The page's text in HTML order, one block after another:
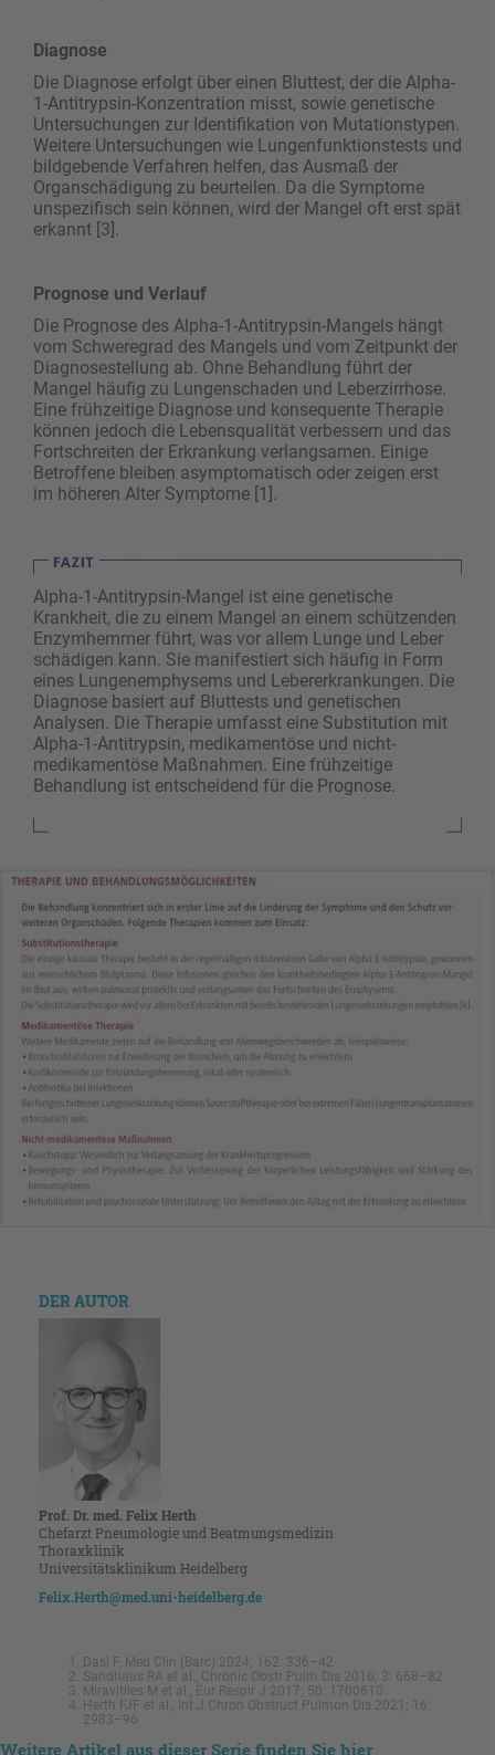
Diagnose
Die Diagnose erfolgt über einen Bluttest, der die Alpha-
1-Antitrypsin-Konzentration misst, sowie ­genetische
Untersuchungen zur Identifikation von Mutationstypen.
Weitere Untersuchungen wie ­Lungenfunktionstests und
bildgebende Verfahren helfen, das Ausmaß der
Organschädigung zu beurteilen. Da die Symptome
unspezifisch sein können, wird der Mangel oft erst spät
erkannt [3].
Prognose und Verlauf
Die Prognose des Alpha-1-Antitrypsin-Mangels hängt
vom Schweregrad des Mangels und vom Zeitpunkt der
Diagnosestellung ab. Ohne Behandlung führt der
Mangel häufig zu Lungenschaden und Leberzirrhose.
Eine frühzeitige Diagnose und konsequente Therapie
können jedoch die Lebensqualität verbessern und das
Fortschreiten der Erkrankung verlangsamen. Einige
Betroffene bleiben asymptomatisch oder zeigen erst
im höheren Alter Symptome [1].
Alpha-1-Antitrypsin-Mangel ist eine genetische
Krankheit, die zu einem Mangel an einem schützenden
Enzymhemmer führt, was vor ­allem Lunge und Leber
schädigen kann. Sie manifestiert sich häufig in Form
eines Lungenemphysems und Lebererkrankungen. Die
­Diagnose basiert auf Bluttests und genetischen
Analysen. Die Therapie umfasst eine Substitution mit
Alpha-1-Antitrypsin, medikamentöse und nicht-
medikamentöse Maßnahmen. Eine frühzeitige
Behandlung ist entscheidend für die Prognose.
DER AUTOR
Prof. Dr. med. Felix Herth
Chefarzt Pneumologie und Beatmungsmedizin
Thoraxklinik
Universitätsklinikum Heidelberg
Felix.Herth@med.uni-heidelberg.de
Dasi F, Med Clin (Barc) 2024; 162: 336–42
Sandhaus RA et al., Chronic Obstr Pulm Dis 2016; 3: 668–82
Miravitlles M et al., Eur Respir J 2017; 50: 1700610
Herth FJF et al., Int J Chron Obstruct Pulmon Dis 2021; 16:
2983–96
Weitere Artikel aus dieser Serie finden Sie hier